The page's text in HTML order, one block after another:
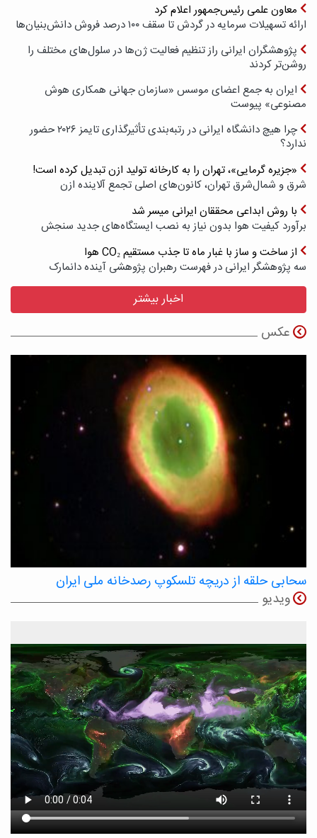
معاون علمی رئیس‌جمهور اعلام کرد
ارائه تسهیلات سرمایه در گردش تا سقف ۱۰۰ درصد فروش دانش‌بنیان‌ها
پژوهشگران ایرانی راز تنظیم فعالیت ژن‌ها در سلول‌های مختلف را
روشن‌تر کردند
ایران به جمع اعضای موسس «سازمان جهانی همکاری هوش
مصنوعی» پیوست
چرا هیچ دانشگاه ایرانی در رتبه‌بندی تأثیرگذاری تایمز ۲۰۲۶ حضور
ندارد؟
«جزیره گرمایی»، تهران را به کارخانه تولید ازن تبدیل کرده است!
شرق و شمال‌شرق تهران، کانون‌های اصلی تجمع آلاینده ازن
با روش ابداعی محققان ایرانی میسر شد
برآورد کیفیت هوا بدون نیاز به نصب ایستگاه‌های جدید سنجش
از ساخت و ساز با غبار ماه تا جذب مستقیم CO₂ هوا
سه پژوهشگر ایرانی در فهرست رهبران پژوهشی آینده دانمارک
اخبار بیشتر
عکس
سحابی حلقه از دریچه تلسکوپ رصدخانه ملی ایران
ویدیو